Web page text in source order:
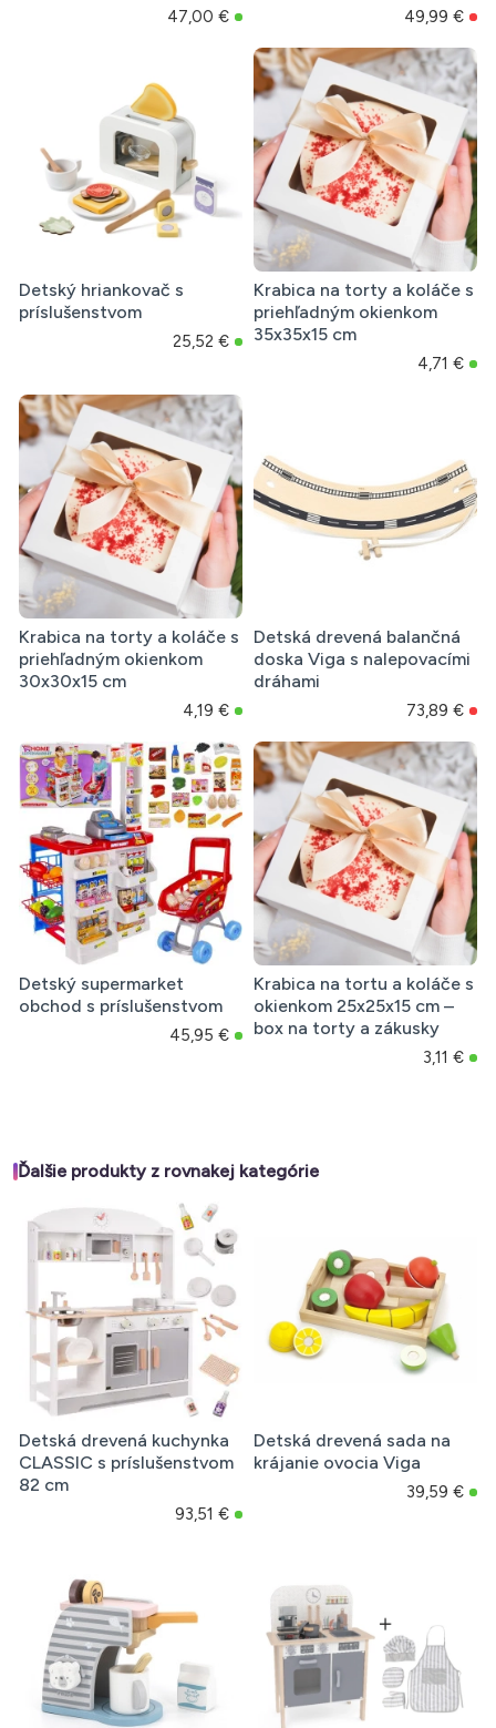
47,00 € 49,99 €
Detský hriankovač s
príslušenstvom
25,52 €
Krabica na torty a koláče s
priehľadným okienkom
35x35x15 cm
4,71 €
Krabica na torty a koláče s
priehľadným okienkom
30x30x15 cm
4,19 €
Detská drevená balančná
doska Viga s nalepovacími
dráhami
73,89 €
Detský supermarket
obchod s príslušenstvom
45,95 €
Krabica na tortu a koláče s
okienkom 25x25x15 cm –
box na torty a zákusky
3,11 €
Ďalšie produkty z rovnakej kategórie
Detská drevená kuchynka
CLASSIC s príslušenstvom
82 cm
93,51 €
Detská drevená sada na
krájanie ovocia Viga
39,59 €